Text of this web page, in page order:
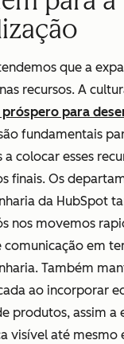
que a
recursos. A
para
fundamentais
colocar esses
finais. Os
da HubSpot
nos movemos
em
Também
ao incorporar
produtos, assim a
visível até mesmo